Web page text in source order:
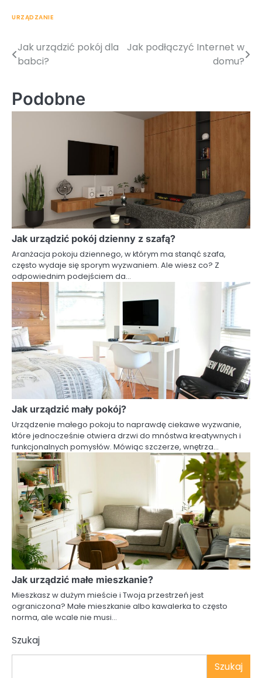
URZĄDZANIE
Nawigacja
Jak urządzić pokój dla
babci?
Jak podłączyć Internet w
domu?
Podobne
Jak urządzić pokój dzienny z szafą?
Aranżacja pokoju dziennego, w którym ma stanąć szafa,
często wydaje się sporym wyzwaniem. Ale wiesz co? Z
odpowiednim podejściem da…
Jak urządzić mały pokój?
Urządzenie małego pokoju to naprawdę ciekawe wyzwanie,
które jednocześnie otwiera drzwi do mnóstwa kreatywnych i
funkcjonalnych pomysłów. Mówiąc szczerze, wnętrza…
Jak urządzić małe mieszkanie?
Mieszkasz w dużym mieście i Twoja przestrzeń jest
ograniczona? Małe mieszkanie albo kawalerka to często
norma, ale wcale nie musi…
Szukaj
Szukaj